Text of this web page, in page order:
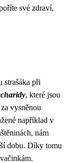
své zdraví,
strašáka při
, které jsou
vysněnou
například v
nám
dobu. Díky tomu